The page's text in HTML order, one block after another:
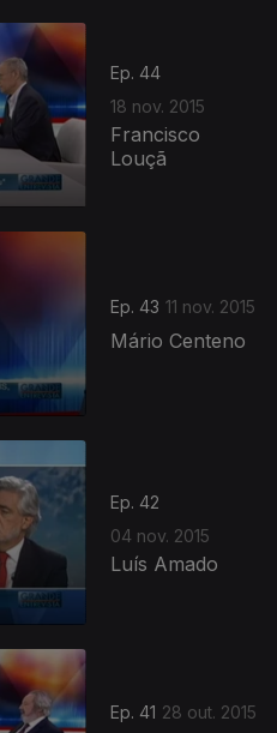
Ep. 44
18 nov. 2015
Francisco
Louçã
Ep. 43 11 nov. 2015
Mário Centeno
Ep. 42
04 nov. 2015
Luís Amado
Ep. 41 28 out. 2015